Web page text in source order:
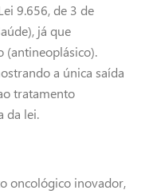
9.656, de 3 de
já que
(antineoplásico).
a única saída
tratamento
da lei.
oncológico inovador,